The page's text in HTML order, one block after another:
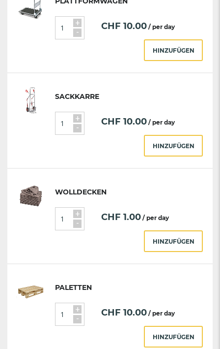
+
- CHF 10.00 / per day
HINZUFÜGEN
SACKKARRE
+
- CHF 10.00 / per day
HINZUFÜGEN
WOLLDECKEN
+
- CHF 1.00 / per day
HINZUFÜGEN
PALETTEN
+
- CHF 10.00 / per day
HINZUFÜGEN